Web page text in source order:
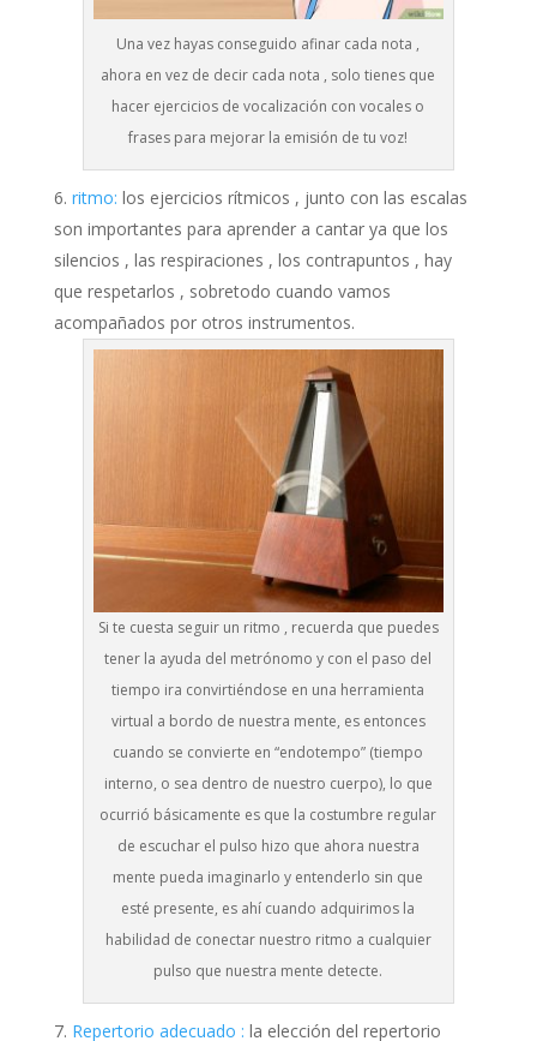
Una vez hayas conseguido afinar cada nota ,
ahora en vez de decir cada nota , solo tienes que
hacer ejercicios de vocalización con vocales o
frases para mejorar la emisión de tu voz!
ritmo: los ejercicios rítmicos , junto con las escalas
son importantes para aprender a cantar ya que los
silencios , las respiraciones , los contrapuntos , hay
que respetarlos , sobretodo cuando vamos
acompañados por otros instrumentos.
Si te cuesta seguir un ritmo , recuerda que puedes
tener la ayuda del metrónomo y con el paso del
tiempo ira convirtiéndose en una herramienta
virtual a bordo de nuestra mente, es entonces
cuando se convierte en “endotempo” (tiempo
interno, o sea dentro de nuestro cuerpo), lo que
ocurrió básicamente es que la costumbre regular
de escuchar el pulso hizo que ahora nuestra
mente pueda imaginarlo y entenderlo sin que
esté presente, es ahí cuando adquirimos la
habilidad de conectar nuestro ritmo a cualquier
pulso que nuestra mente detecte.
Repertorio adecuado : la elección del repertorio